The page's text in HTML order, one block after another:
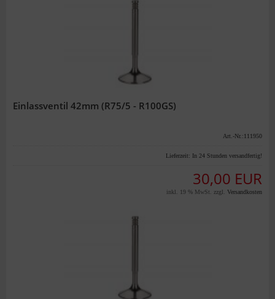
Einlassventil 42mm (R75/5 - R100GS)
Art.-Nr.:111950
Lieferzeit: In 24 Stunden versandfertig!
30,00 EUR
inkl. 19 % MwSt. zzgl. Versandkosten